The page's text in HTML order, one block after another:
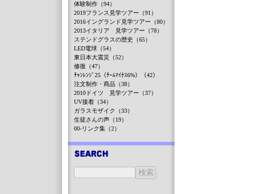
体験制作（94）
2019フランス見学ツアー（91）
2016イングランド見学ツアー（80）
2013イタリア 見学ツアー（78）
ステンドグラスの歴史（65）
LED電球（54）
東日本大震災（52）
修復（47）
ﾁｬﾝﾚﾝｼﾞ25（ﾁｰﾑﾏｲﾅｽ6%）（42）
注文制作・商品（38）
2010ドイツ 見学ツアー（37）
UV接着（34）
ガラスモザイク（33）
生徒さんの声（19）
00-リンク集（2）